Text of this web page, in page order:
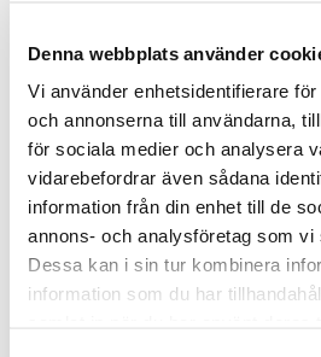
Denna webbplats använder
Vi använder enhetsidentifierare
och annonserna till användarna,
för sociala medier och analysera
vidarebefordrar även sådana
information från din enhet till de
annons- och analysföretag som vi
Dessa kan i sin tur kombinera
information som du har